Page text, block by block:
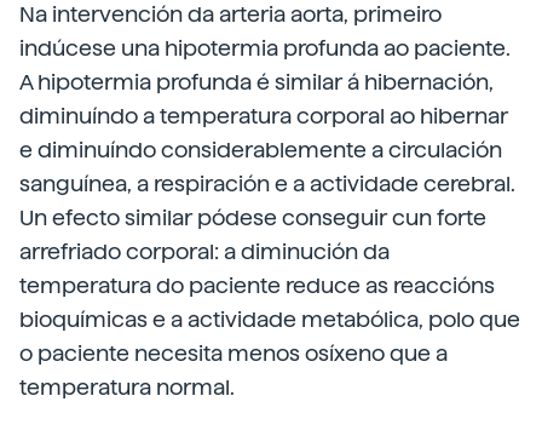
Na intervención da arteria aorta, primeiro
indúcese una hipotermia profunda ao paciente.
A hipotermia profunda é similar á hibernación,
diminuíndo a temperatura corporal ao hibernar
e diminuíndo considerablemente a circulación
sanguínea, a respiración e a actividade cerebral.
Un efecto similar pódese conseguir cun forte
arrefriado corporal: a diminución da
temperatura do paciente reduce as reaccións
bioquímicas e a actividade metabólica, polo que
o paciente necesita menos osíxeno que a
temperatura normal.